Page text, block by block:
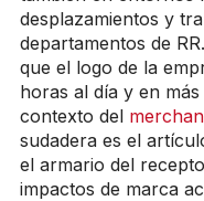
desplazamientos y
departamentos de
que el logo de la
horas al día y en
contexto del
sudadera es el
el armario del
impactos de marca